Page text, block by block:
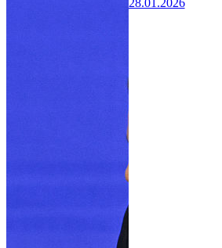
28.01.2026